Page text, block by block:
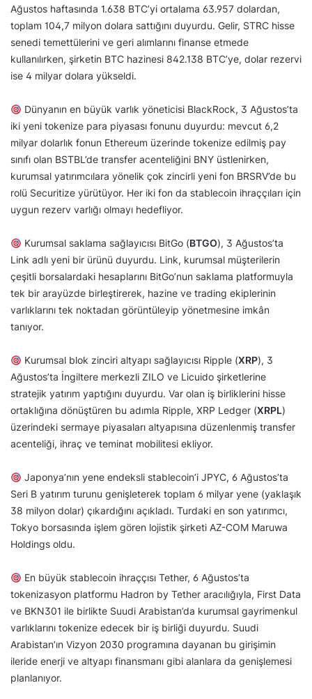
Ağustos haftasında 1.638 BTC’yi ortalama 63.957 dolardan,
toplam 104,7 milyon dolara sattığını duyurdu. Gelir, STRC hisse
senedi temettülerini ve geri alımlarını finanse etmede
kullanılırken, şirketin BTC hazinesi 842.138 BTC’ye, dolar rezervi
ise 4 milyar dolara yükseldi.
Dünyanın en büyük varlık yöneticisi BlackRock, 3 Ağustos’ta
iki yeni tokenize para piyasası fonunu duyurdu: mevcut 6,2
milyar dolarlık fonun Ethereum üzerinde tokenize edilmiş pay
sınıfı olan BSTBL’de transfer acenteliğini BNY üstlenirken,
kurumsal yatırımcılara yönelik çok zincirli yeni fon BRSRV’de bu
rolü Securitize yürütüyor. Her iki fon da stablecoin ihraççıları için
uygun rezerv varlığı olmayı hedefliyor.
Kurumsal saklama sağlayıcısı BitGo (BTGO), 3 Ağustos’ta
Link adlı yeni bir ürünü duyurdu. Link, kurumsal müşterilerin
çeşitli borsalardaki hesaplarını BitGo’nun saklama platformuyla
tek bir arayüzde birleştirerek, hazine ve trading ekiplerinin
varlıklarını tek noktadan görüntüleyip yönetmesine imkân
tanıyor.
Kurumsal blok zinciri altyapı sağlayıcısı Ripple (XRP), 3
Ağustos’ta İngiltere merkezli ZILO ve Licuido şirketlerine
stratejik yatırım yaptığını duyurdu. Var olan iş birliklerini hisse
ortaklığına dönüştüren bu adımla Ripple, XRP Ledger (XRPL)
üzerindeki sermaye piyasaları altyapısına düzenlenmiş transfer
acenteliği, ihraç ve teminat mobilitesi ekliyor.
Japonya’nın yene endeksli stablecoin’i JPYC, 6 Ağustos’ta
Seri B yatırım turunu genişleterek toplam 6 milyar yene (yaklaşık
38 milyon dolar) çıkardığını açıkladı. Turdaki en son yatırımcı,
Tokyo borsasında işlem gören lojistik şirketi AZ-COM Maruwa
Holdings oldu.
En büyük stablecoin ihraççısı Tether, 6 Ağustos’ta
tokenizasyon platformu Hadron by Tether aracılığıyla, First Data
ve BKN301 ile birlikte Suudi Arabistan’da kurumsal gayrimenkul
varlıklarını tokenize edecek bir iş birliği duyurdu. Suudi
Arabistan’ın Vizyon 2030 programına dayanan bu girişimin
ileride enerji ve altyapı finansmanı gibi alanlara da genişlemesi
planlanıyor.